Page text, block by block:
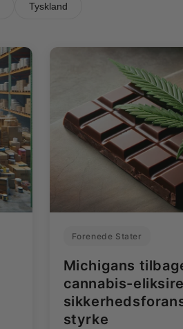
Tyskland
Forenede Stater
Michigans
cannabis-
styrke